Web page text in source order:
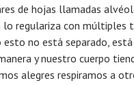
de hojas llamadas
lo regulariza con múltiples
esto no está separado,
y nuestro cuerpo
alegres respiramos a